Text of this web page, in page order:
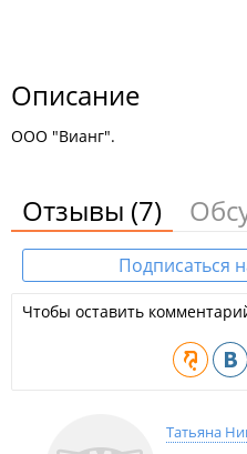
Описание
ООО "Вианг".
Отзывы (7)
Подписаться
Чтобы оставить
Татьяна